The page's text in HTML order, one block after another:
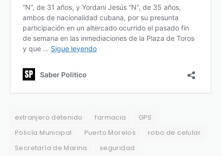
extranjero detenido farmacia
GPS
Policía Municipal
Puerto Morelos
robo de celular
Secretaría de Marina
seguridad